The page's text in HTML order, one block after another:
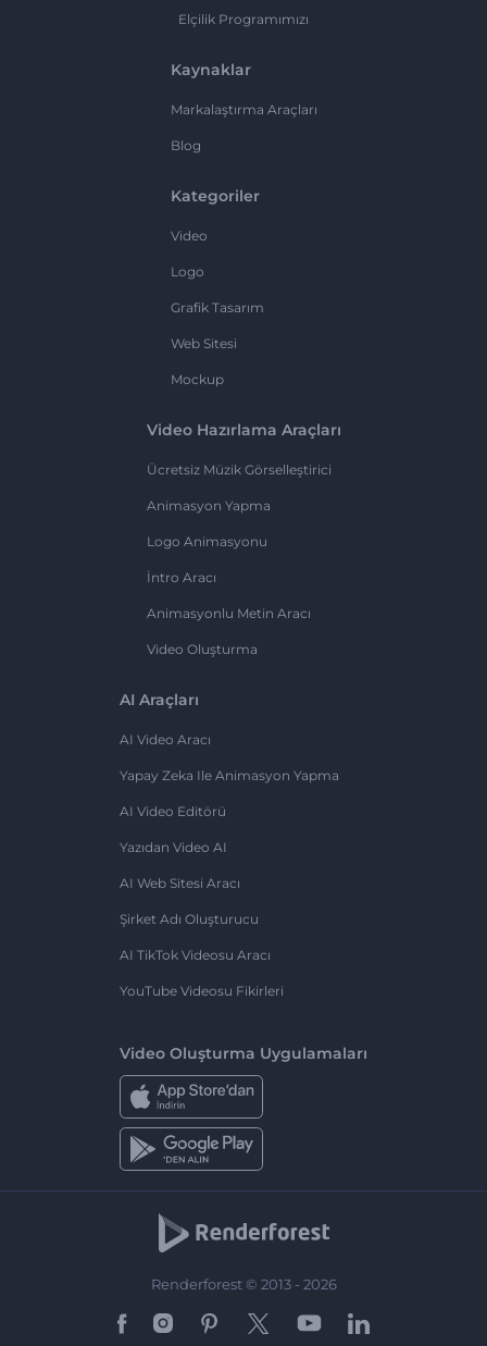
Elçilik Programımızı
Kaynaklar
Markalaştırma Araçları
Blog
Kategoriler
Video
Logo
Grafik Tasarım
Web Sitesi
Mockup
Video Hazırlama Araçları
Ücretsiz Müzik Görselleştirici
Animasyon Yapma
Logo Animasyonu
İntro Aracı
Animasyonlu Metin Aracı
Video Oluşturma
AI Araçları
AI Video Aracı
Yapay Zeka Ile Animasyon Yapma
AI Video Editörü
Yazıdan Video AI
AI Web Sitesi Aracı
Şirket Adı Oluşturucu
AI TikTok Videosu Aracı
YouTube Videosu Fikirleri
Video Oluşturma Uygulamaları
Renderforest © 2013 - 2026